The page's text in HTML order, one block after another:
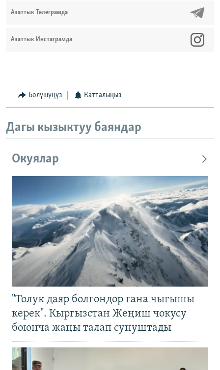
Азаттык Телеграмда
Азаттык Инстаграмда
Бөлүшүңүз Катталыңыз
Дагы кызыктуу баяндар
Окуялар
"Толук даяр болгондор гана чыгышы
керек". Кыргызстан Жеңиш чокусу
боюнча жаңы талап сунуштады